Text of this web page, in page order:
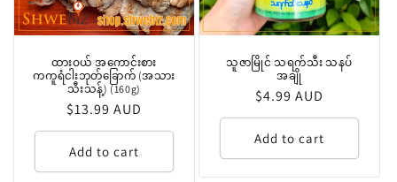
ထားဝယ် အကောင်းစား
ကကူရံငါးဘုတ်ခြောက် (အသား
သီးသန့်) (160g)
Regular
price
$13.99 AUD
Add to cart
သူဇာမြိုင် သရက်သီး သနပ်
အချို
Regular
price
$4.99 AUD
Add to cart